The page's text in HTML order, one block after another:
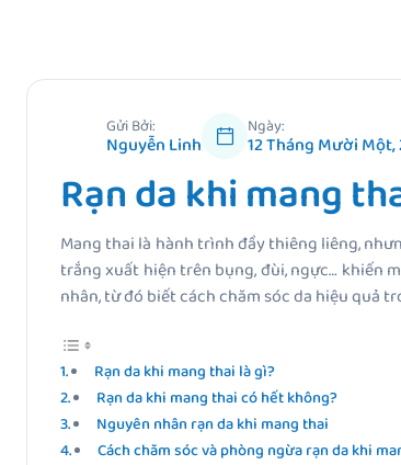
Gửi Bởi:
Nguyễn Linh
Ngày:
12 Tháng Mười Một,
Rạn da khi mang
Mang thai là hành trình đầy thiêng liêng,
trắng xuất hiện trên bụng, đùi, ngực… khiến
nhân, từ đó biết cách chăm sóc da hiệu quả
Rạn da khi mang thai là gì?
Rạn da khi mang thai có hết không?
Nguyên nhân rạn da khi mang thai
Cách chăm sóc và phòng ngừa rạn da khi